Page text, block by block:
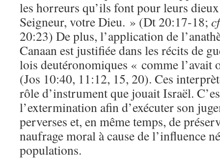
les horreurs qu’ils font pour leurs
Seigneur, votre Dieu. » (Dt 20:17-18;
20:23) De plus, l’application de
Canaan est justifiée dans les récits de
lois deutéronomiques « comme l’avait
(Jos 10:40, 11:12, 15, 20). Ces
rôle d’instrument que jouait Israël.
l’extermination afin d’exécuter son
perverses et, en même temps, de
naufrage moral à cause de l’influence
populations.